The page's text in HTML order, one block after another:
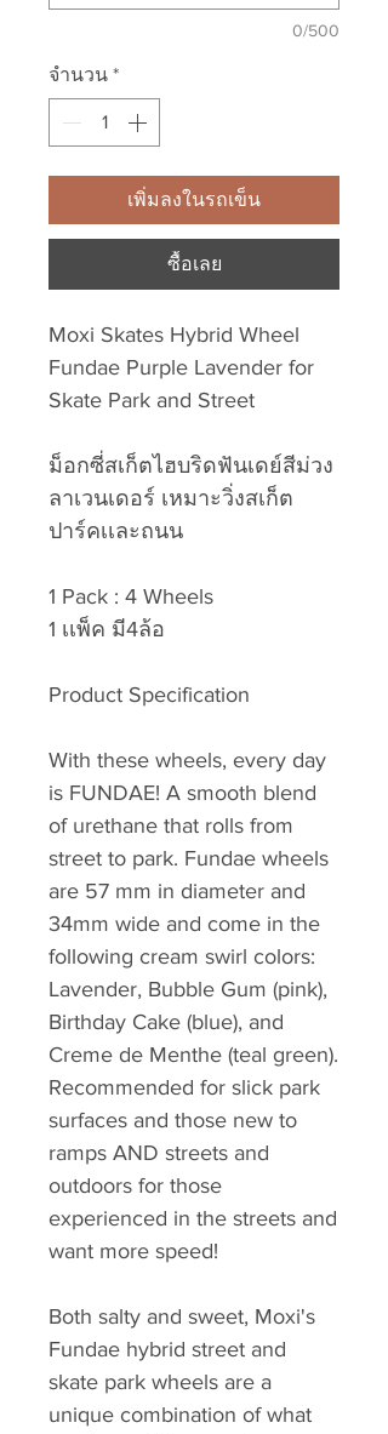
0/500
จำนวน *
เพิ่มลงในรถเข็น
ซื้อเลย
Moxi Skates Hybrid Wheel
Fundae Purple Lavender for
Skate Park and Street
ม็อกซี่สเก็ตไฮบริดฟันเดย์สีม่วง
ลาเวนเดอร์ เหมาะวิ่งสเก็ต
ปาร์คเเละถนน
1 Pack : 4 Wheels
1 เเพ็ค มี4ล้อ
Product Specification
With these wheels, every day
is FUNDAE! A smooth blend
of urethane that rolls from
street to park. Fundae wheels
are 57 mm in diameter and
34mm wide and come in the
following cream swirl colors:
Lavender, Bubble Gum (pink),
Birthday Cake (blue), and
Creme de Menthe (teal green).
Recommended for slick park
surfaces and those new to
ramps AND streets and
outdoors for those
experienced in the streets and
want more speed!
Both salty and sweet, Moxi's
Fundae hybrid street and
skate park wheels are a
unique combination of what